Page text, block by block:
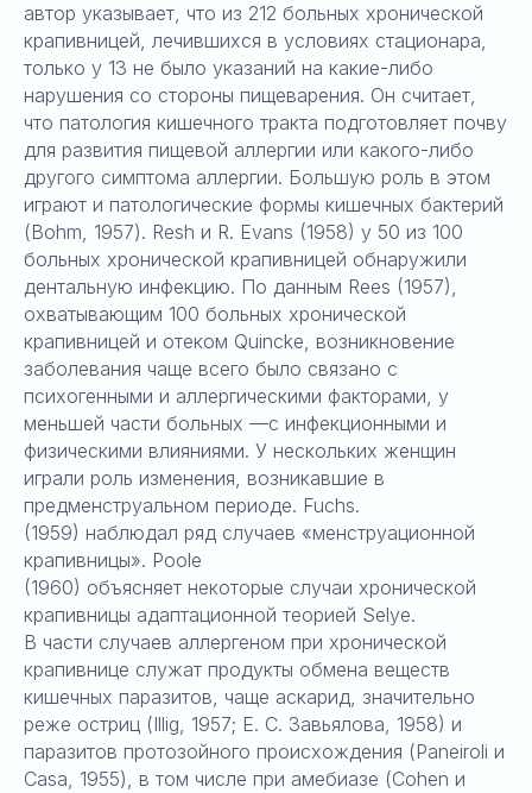
автор указывает, что из 212 больных хронической
крапивницей, лечившихся в условиях стационара,
только у 13 не было указаний на какие-либо
нарушения со стороны пищеварения. Он считает,
что патология кишечного тракта подготовляет почву
для развития пищевой аллергии или какого-либо
другого симптома аллергии. Большую роль в этом
играют и патологические формы кишечных бактерий
(Bohm, 1957). Resh и R. Evans (1958) у 50 из 100
больных хронической крапивницей обнаружили
дентальную инфекцию. По данным Rees (1957),
охватывающим 100 больных хронической
крапивницей и отеком Quincke, возникновение
заболевания чаще всего было связано с
психогенными и аллергическими факторами, у
меньшей части больных —с инфекционными и
физическими влияниями. У нескольких женщин
играли роль изменения, возникавшие в
предменструальном периоде. Fuchs.
(1959) наблюдал ряд случаев «менструационной
крапивницы». Poole
(1960) объясняет некоторые случаи хронической
крапивницы адаптационной теорией Selye.
В части случаев аллергеном при хронической
крапивнице служат продукты обмена веществ
кишечных паразитов, чаще аскарид, значительно
реже остриц (Illig, 1957; Е. С. Завьялова, 1958) и
паразитов протозойного происхождения (Paneiroli и
Casa, 1955), в том числе при амебиазе (Cohen и